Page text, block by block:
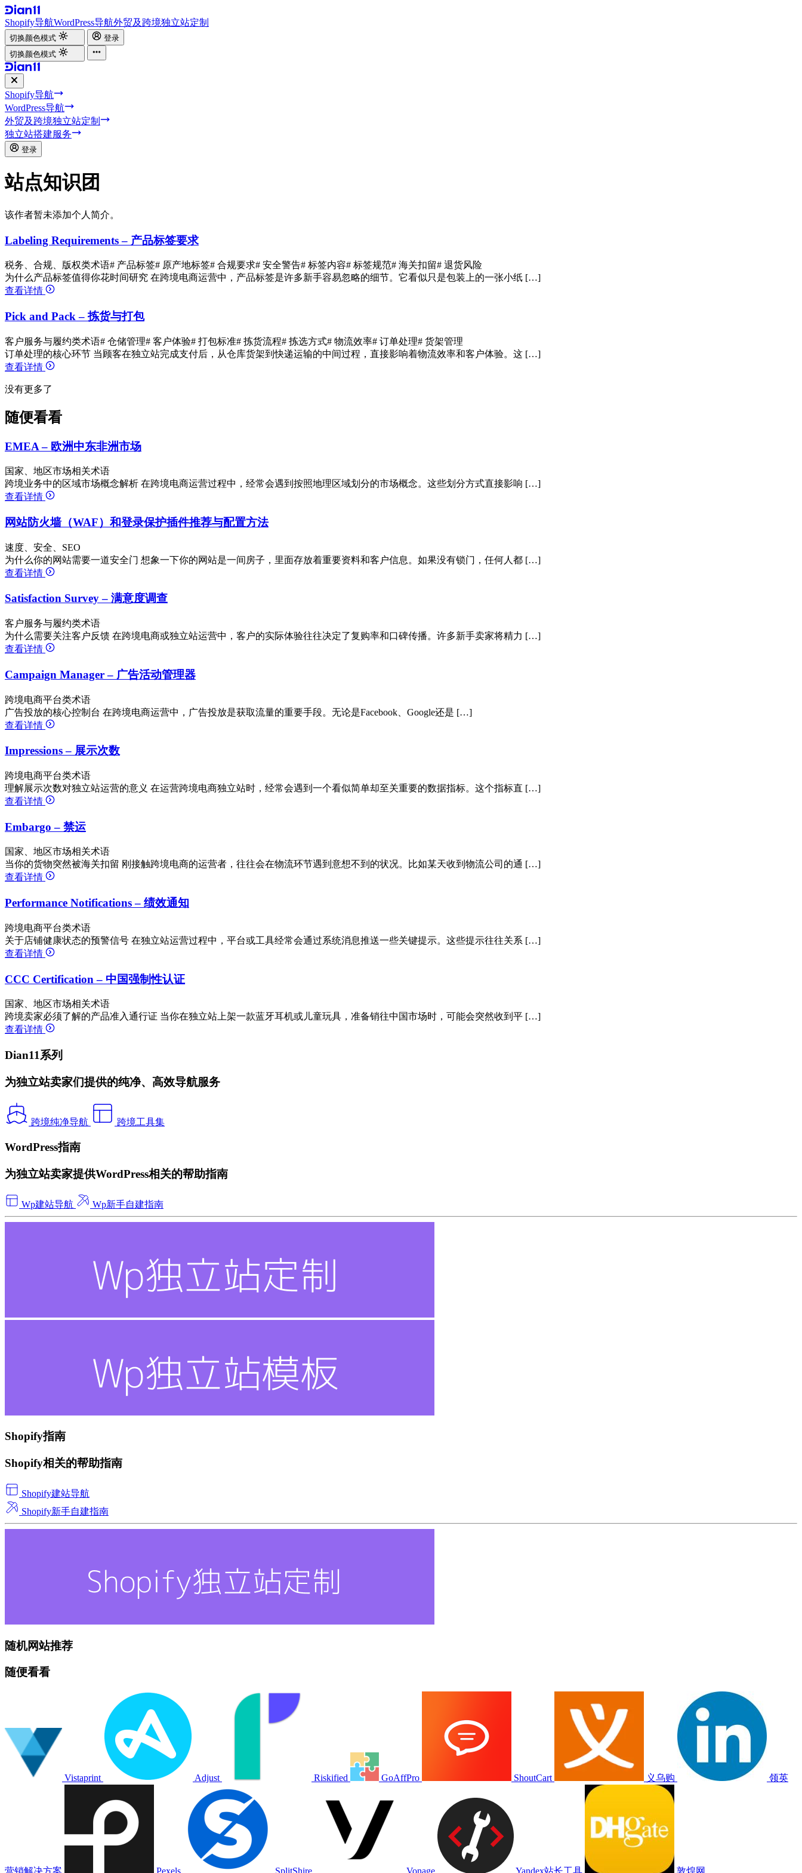
Shopify导航WordPress导航外贸及跨境独立站定制
切换颜色模式
登录
切换颜色模式
Shopify导航
WordPress导航
外贸及跨境独立站定制
独立站搭建服务
登录
站点知识团
该作者暂未添加个人简介。
Labeling Requirements – 产品标签要求
税务、合规、版权类术语# 产品标签# 原产地标签# 合规要求# 安全警告# 标签内容# 标签规范# 海关扣留# 退货风险
为什么产品标签值得你花时间研究 在跨境电商运营中，产品标签是许多新手容易忽略的细节。它看似只是包装上的一张小纸 […]
查看详情
Pick and Pack – 拣货与打包
客户服务与履约类术语# 仓储管理# 客户体验# 打包标准# 拣货流程# 拣选方式# 物流效率# 订单处理# 货架管理
订单处理的核心环节 当顾客在独立站完成支付后，从仓库货架到快递运输的中间过程，直接影响着物流效率和客户体验。这 […]
查看详情
没有更多了
随便看看
EMEA – 欧洲中东非洲市场
国家、地区市场相关术语
跨境业务中的区域市场概念解析 在跨境电商运营过程中，经常会遇到按照地理区域划分的市场概念。这些划分方式直接影响 […]
查看详情
网站防火墙（WAF）和登录保护插件推荐与配置方法
速度、安全、SEO
为什么你的网站需要一道安全门 想象一下你的网站是一间房子，里面存放着重要资料和客户信息。如果没有锁门，任何人都 […]
查看详情
Satisfaction Survey – 满意度调查
客户服务与履约类术语
为什么需要关注客户反馈 在跨境电商或独立站运营中，客户的实际体验往往决定了复购率和口碑传播。许多新手卖家将精力 […]
查看详情
Campaign Manager – 广告活动管理器
跨境电商平台类术语
广告投放的核心控制台 在跨境电商运营中，广告投放是获取流量的重要手段。无论是Facebook、Google还是 […]
查看详情
Impressions – 展示次数
跨境电商平台类术语
理解展示次数对独立站运营的意义 在运营跨境电商独立站时，经常会遇到一个看似简单却至关重要的数据指标。这个指标直 […]
查看详情
Embargo – 禁运
国家、地区市场相关术语
当你的货物突然被海关扣留 刚接触跨境电商的运营者，往往会在物流环节遇到意想不到的状况。比如某天收到物流公司的通 […]
查看详情
Performance Notifications – 绩效通知
跨境电商平台类术语
关于店铺健康状态的预警信号 在独立站运营过程中，平台或工具经常会通过系统消息推送一些关键提示。这些提示往往关系 […]
查看详情
CCC Certification – 中国强制性认证
国家、地区市场相关术语
跨境卖家必须了解的产品准入通行证 当你在独立站上架一款蓝牙耳机或儿童玩具，准备销往中国市场时，可能会突然收到平 […]
查看详情
Dian11系列
为独立站卖家们提供的纯净、高效导航服务
跨境纯净导航 跨境工具集
WordPress指南
为独立站卖家提供WordPress相关的帮助指南
Wp建站导航 Wp新手自建指南
Shopify指南
Shopify相关的帮助指南
Shopify建站导航
Shopify新手自建指南
随机网站推荐
随便看看
Vistaprint Adjust Riskified GoAffPro ShoutCart 义乌购 领英
营销解决方案 Pexels SplitShire Vonage Yandex站长工具 敦煌网